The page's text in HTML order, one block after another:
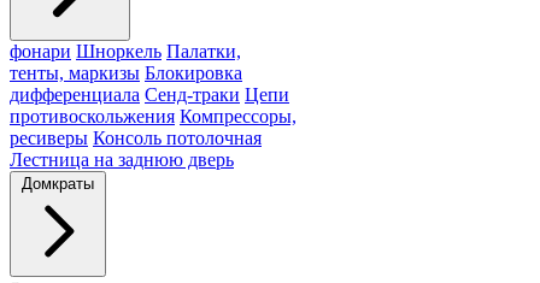
фонари Шноркель Палатки,
тенты, маркизы Блокировка
дифференциала Сенд-траки Цепи
противоскольжения Компрессоры,
ресиверы Консоль потолочная
Лестница на заднюю дверь
Домкраты